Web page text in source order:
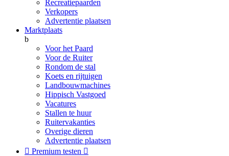
Recreatiepaarden
Verkopers
Advertentie plaatsen
Marktplaats
b
Voor het Paard
Voor de Ruiter
Rondom de stal
Koets en rijtuigen
Landbouwmachines
Hippisch Vastgoed
Vacatures
Stallen te huur
Ruitervakanties
Overige dieren
Advertentie plaatsen
 Premium testen 